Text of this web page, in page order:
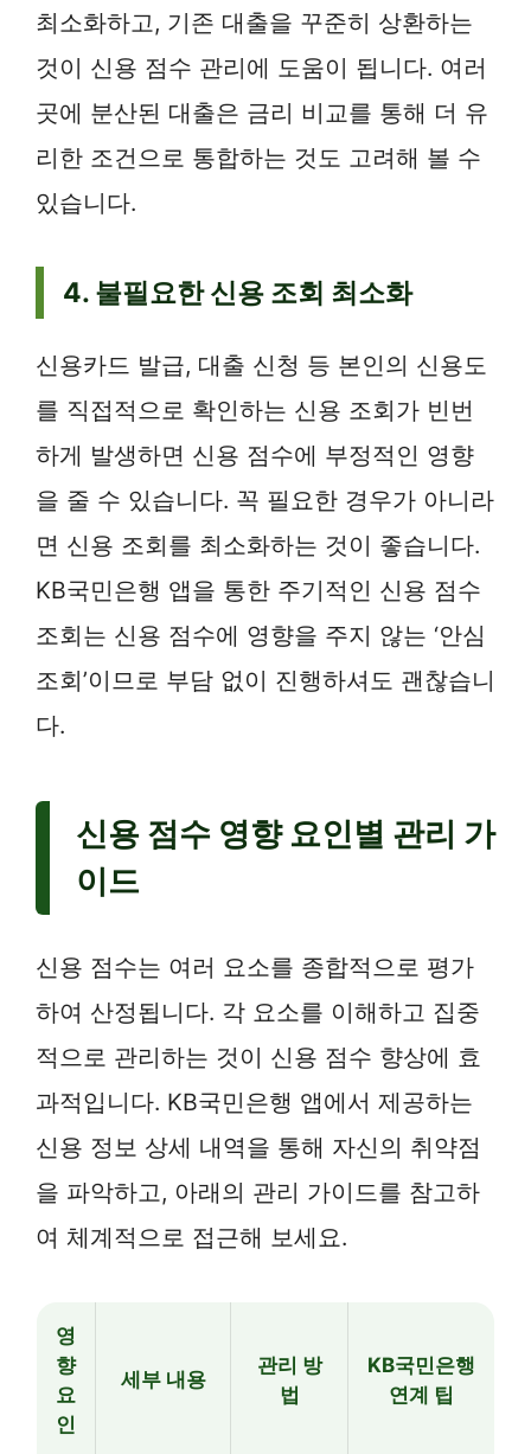
최소화하고, 기존 대출을 꾸준히 상환하는
것이 신용 점수 관리에 도움이 됩니다. 여러
곳에 분산된 대출은 금리 비교를 통해 더 유
리한 조건으로 통합하는 것도 고려해 볼 수
있습니다.
4. 불필요한 신용 조회 최소화
신용카드 발급, 대출 신청 등 본인의 신용도
를 직접적으로 확인하는 신용 조회가 빈번
하게 발생하면 신용 점수에 부정적인 영향
을 줄 수 있습니다. 꼭 필요한 경우가 아니라
면 신용 조회를 최소화하는 것이 좋습니다.
KB국민은행 앱을 통한 주기적인 신용 점수
조회는 신용 점수에 영향을 주지 않는 ‘안심
조회’이므로 부담 없이 진행하셔도 괜찮습니
다.
신용 점수 영향 요인별 관리 가
이드
신용 점수는 여러 요소를 종합적으로 평가
하여 산정됩니다. 각 요소를 이해하고 집중
적으로 관리하는 것이 신용 점수 향상에 효
과적입니다. KB국민은행 앱에서 제공하는
신용 정보 상세 내역을 통해 자신의 취약점
을 파악하고, 아래의 관리 가이드를 참고하
여 체계적으로 접근해 보세요.
영
향
요
인
세부 내용
관리 방
법
KB국민은행
연계 팁